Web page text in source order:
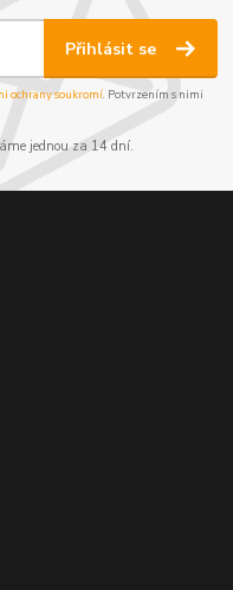
Přihlásit se
ochrany soukromí. Potvrzením s nimi
jednou za 14 dní.